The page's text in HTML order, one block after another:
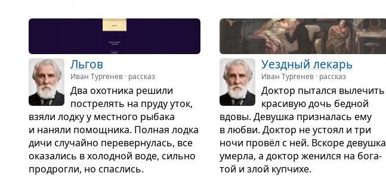
Льгов
Иван Тургенев · рассказ
Два охот­ника решили
постре­лять на пруду уток,
взяли лодку у мест­ного рыбака
и наняли помощ­ника. Пол­ная лодка
дичи слу­чайно пере­вер­ну­лась, все
ока­за­лись в холод­ной воде, сильно
продро­гли, но спа­слись.
Уезд­ный лекарь
Иван Тургенев · рассказ
Док­тор пытался выле­чить
кра­си­вую дочь бед­ной
вдовы. Девушка при­зна­лась ему
в любви. Док­тор не устоял и три
ночи провёл с ней. Вскоре девушка
умерла, а док­тор женился на бога­
той и злой куп­чихе.